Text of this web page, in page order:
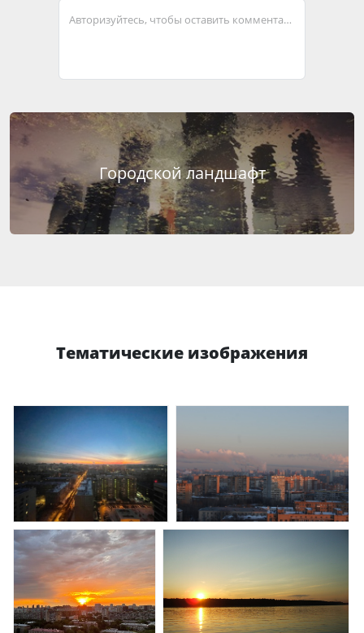
Авторизуйтесь, чтобы оставить комментарий
Городской ландшафт
Тематические изображения